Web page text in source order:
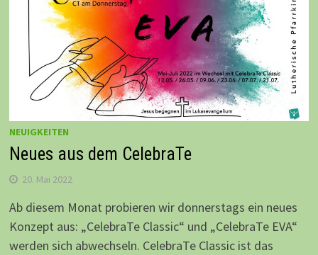
NEUIGKEITEN
Neues aus dem CelebraTe
20. Mai 2022
Ab diesem Monat probieren wir donnerstags ein neues
Konzept aus: „CelebraTe Classic“ und „CelebraTe EVA“
werden sich abwechseln. CelebraTe Classic ist das